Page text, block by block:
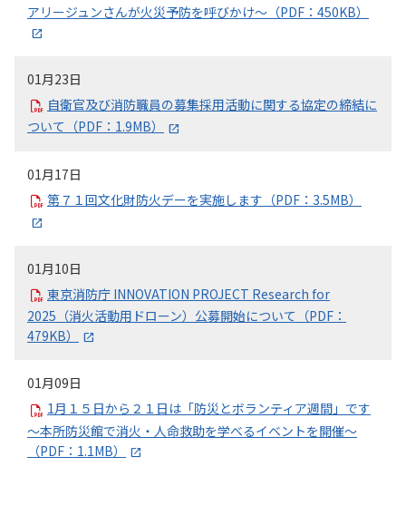
アリージュンさんが火災予防を呼びかけ～（PDF：450KB）
01月23日
自衛官及び消防職員の募集採用活動に関する協定の締結に
ついて（PDF：1.9MB）
01月17日
第７１回文化財防火デーを実施します（PDF：3.5MB）
01月10日
東京消防庁 INNOVATION PROJECT Research for
2025（消火活動用ドローン）公募開始について（PDF：
479KB）
01月09日
1月１５日から２１日は「防災とボランティア週間」です
～本所防災館で消火・人命救助を学べるイベントを開催～
（PDF：1.1MB）